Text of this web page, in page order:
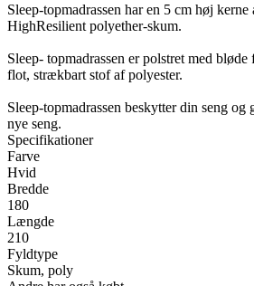
Sleep-topmadrassen har en 5 cm høj
HighResilient polyether-skum.
Sleep- topmadrassen er polstret med
flot, strækbart stof af polyester.
Sleep-topmadrassen beskytter din seng
nye seng.
Specifikationer
Farve
Hvid
Bredde
180
Længde
210
Fyldtype
Skum, poly